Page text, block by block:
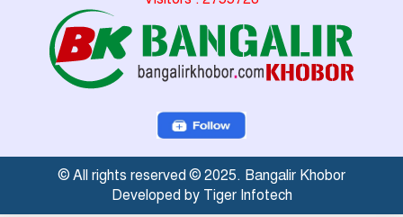
© All rights reserved © 2025. Bangalir Khobor
Developed by Tiger Infotech